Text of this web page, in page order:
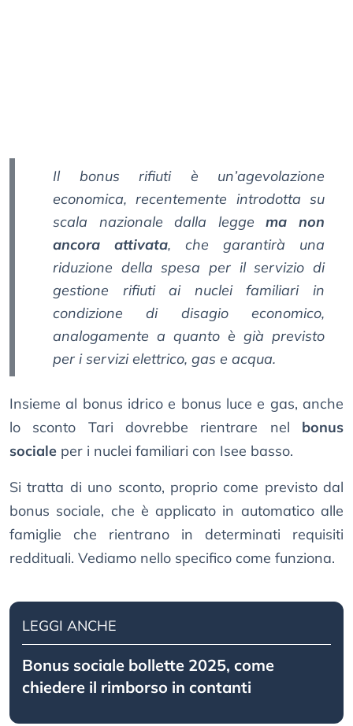
Il bonus rifiuti è un’agevolazione
economica, recentemente introdotta su
scala nazionale dalla leggema non
ancora attivata, che garantirà una
riduzione della spesa per il servizio di
gestione rifiuti ai nuclei familiari in
condizione di disagio economico,
analogamente a quanto è già previsto
per i servizi elettrico, gas e acqua.
Insieme al bonus idrico e bonus luce e gas, anche
lo sconto Tari dovrebbe rientrare nel bonus
sociale per i nuclei familiari con Isee basso.
Si tratta di uno sconto, proprio come previsto dal
bonus sociale, che è applicato in automatico alle
famiglie che rientrano in determinati requisiti
reddituali. Vediamo nello specifico come funziona.
LEGGI ANCHE
Bonus sociale bollette 2025, come
chiedere il rimborso in contanti